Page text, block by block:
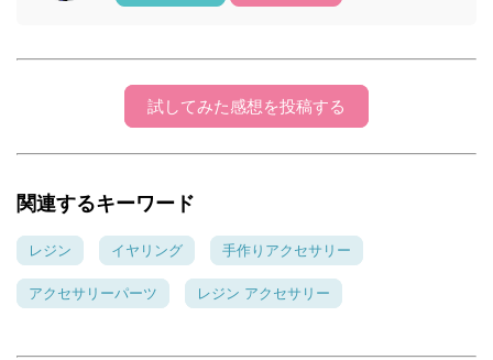
試してみた感想を投稿する
関連するキーワード
レジン イヤリング 手作りアクセサリー
アクセサリーパーツ レジン アクセサリー